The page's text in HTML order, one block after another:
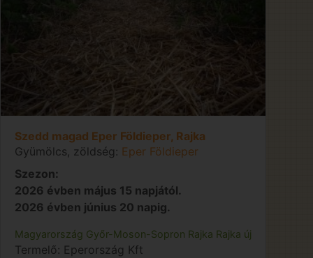
Szedd magad Eper Földieper, Rajka
Gyümölcs, zöldség: Eper Földieper
Szezon:
2026 évben május 15 napjától.
2026 évben június 20 napig.
Magyarország Győr-Moson-Sopron Rajka Rajka új
Termelő: Eperország Kft